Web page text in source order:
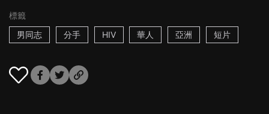
標籤
男同志
分手 HIV 華人 亞洲 短片